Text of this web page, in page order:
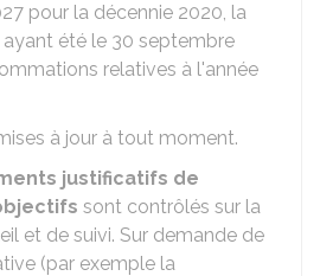
pour la décennie 2020, la
été le 30 septembre
relatives à l'année
à jour à tout moment.
justificatifs de
sont contrôlés sur la
et de suivi. Sur demande de
(par exemple la